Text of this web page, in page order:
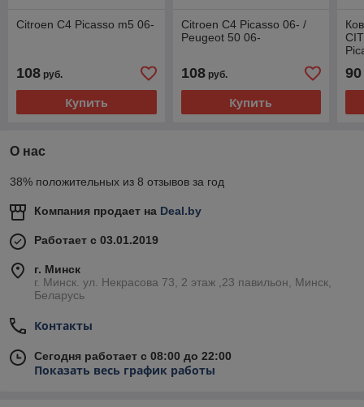
Citroen C4 Picasso m5 06-
108 руб.
Купить
Citroen C4 Picasso 06- /
Peugeot 50 06-
108руб.
Купить
90
О нас
38% положительных из 8 отзывов за год
Компания продает на Deal.by
Работает с 03.01.2019
г. Минск
г. Минск. ул. Некрасова 73, 2 этаж ,23 павильон, Минск,
Беларусь
Контакты
Сегодня работает с 08:00 до 22:00
Показать весь график работы